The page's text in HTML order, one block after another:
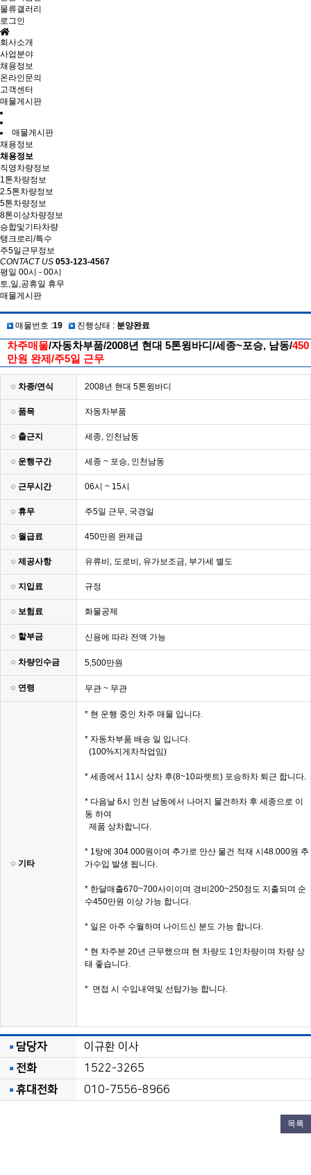
물류갤러리
로그인
회사소개
사업분야
채용정보
온라인문의
고객센터
매물게시판
매물게시판
채용정보
채용정보
직영차량정보
1톤차량정보
2.5톤차량정보
5톤차량정보
8톤이상차량정보
승합및기타차량
탱크로리/특수
주5일근무정보
CONTACT US 053-123-4567
평일 00시 - 00시
토,일,공휴일 휴무
매물게시판
매물번호 :19 진행상태 : 분양완료
차주매물/자동차부품/2008년 현대 5톤윙바디/세종~포승, 남동/450
만원 완제/주5일 근무
차종/연식 2008년 현대 5톤윙바디
품목 자동차부품
출근지 세종, 인천남동
운행구간 세종 ~ 포승, 인천남동
근무시간 06시 ~ 15시
휴무 주5일 근무, 국경일
월급료 450만원 완제급
제공사항 유류비, 도로비, 유가보조금, 부가세 별도
지입료 규정
보험료 화물공제
할부금 신용에 따라 전액 가능
차량인수금 5,500만원
연령 무관 ~ 무관
기타
* 현 운행 중인 차주 매물 입니다.
* 자동차부품 배송 일 입니다.
(100%지게차작업임)
* 세종에서 11시 상차 후(8~10파렛트) 포승하차 퇴근 합니다.
* 다음날 6시 인천 남동에서 나머지 물건하차 후 세종으로 이
동 하여
제품 상차합니다.
* 1탕에 304.000원이여 추가로 안산 물건 적재 시48.000원 추
가수입 발생 됩니다.
* 한달매출670~700사이이며 경비200~250정도 지출되며 순
수450만원 이상 가능 합니다.
* 일은 아주 수월하며 나이드신 분도 가능 합니다.
* 현 차주분 20년 근무했으며 현 차량도 1인차량이며 차량 상
태 좋습니다.
* 면접 시 수입내역및 선탑가능 합니다.
담당자
이규환 이사
전화
1522-3265
휴대전화
010-7556-8966
목록